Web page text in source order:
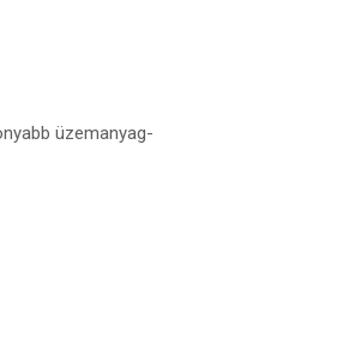
üzemanyag-